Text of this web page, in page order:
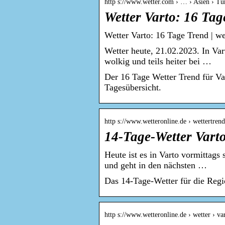
http s://www.wetter.com › … › Asien ›
Wetter Varto: 16
Wetter Varto: 16 Tage Trend |
Wetter heute, 21.02.2023. In
wolkig und teils heiter bei …
Der 16 Tage Wetter Trend für
Tagesübersicht.
http s://www.wetteronline.de ›
14-Tage-Wetter
Heute ist es in Varto vormittags
und geht in den nächsten …
Das 14-Tage-Wetter für die
http s://www.wetteronline.de › wetter ›